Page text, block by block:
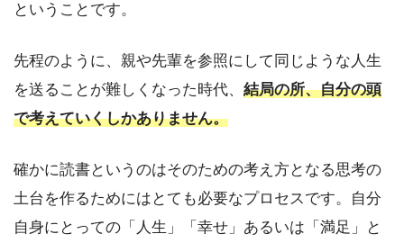
ということです。
先程のように、親や先輩を参照にして同じような人生
を送ることが難しくなった時代、 結局の所、自分の頭
で考えていくしかありません。
確かに読書というのはそのための考え方となる思考の
土台を作るためにはとても必要なプロセスです。自分
自身にとっての「人生」「幸せ」あるいは「満足」と